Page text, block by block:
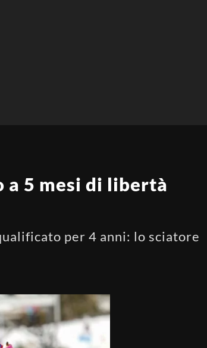
a 5 mesi di libertà
per 4 anni: lo sciatore